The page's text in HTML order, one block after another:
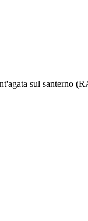
sul santerno